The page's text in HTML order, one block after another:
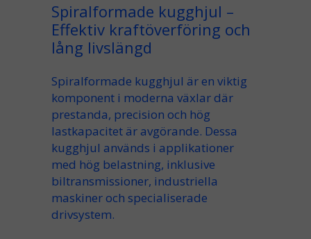
Spiralformade kugghjul –
Effektiv kraftöverföring och
lång livslängd
Spiralformade kugghjul är en viktig
komponent i moderna växlardär
prestanda, precision och hög
lastkapacitetär avgörande. Dessa
kugghjul används i applikationer
med hög belastning, inklusive
biltransmissioner, industriella
maskiner och specialiserade
drivsystem.